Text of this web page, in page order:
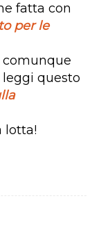
fatta con
per le
questo
lotta!